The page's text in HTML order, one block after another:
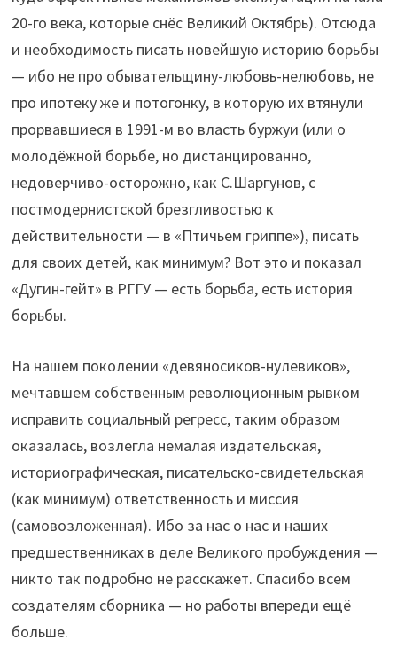
20-го века, которые снёс Великий Октябрь). Отсюда
и необходимость писать новейшую историю борьбы
— ибо не про обывательщину-любовь-нелюбовь, не
про ипотеку же и потогонку, в которую их втянули
прорвавшиеся в 1991-м во власть буржуи (или о
молодёжной борьбе, но дистанцированно,
недоверчиво-осторожно, как С.Шаргунов, с
постмодернистской брезгливостью к
действительности — в «Птичьем гриппе»), писать
для своих детей, как минимум? Вот это и показал
«Дугин-гейт» в РГГУ — есть борьба, есть история
борьбы.
На нашем поколении «девяносиков-нулевиков»,
мечтавшем собственным революционным рывком
исправить социальный регресс, таким образом
оказалась, возлегла немалая издательская,
историографическая, писательско-свидетельская
(как минимум) ответственность и миссия
(самовозложенная). Ибо за нас о нас и наших
предшественниках в деле Великого пробуждения —
никто так подробно не расскажет. Спасибо всем
создателям сборника — но работы впереди ещё
больше.